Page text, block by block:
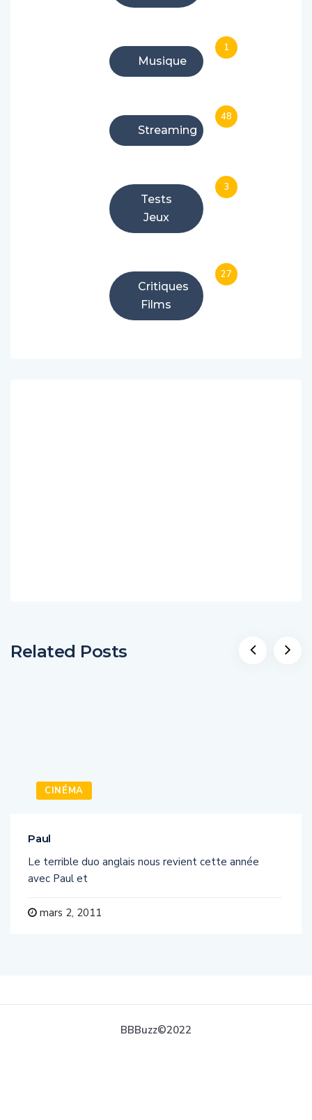
Musique
1
Streaming
48
Tests
Jeux
3
Critiques
Films
27
Related Posts
CINÉMA
Paul
Le terrible duo anglais nous revient cette année
avec Paul et
mars 2, 2011
BBBuzz©2022